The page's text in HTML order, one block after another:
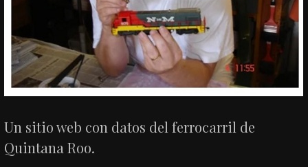
Un sitio web con datos del ferrocarril de
Quintana Roo.